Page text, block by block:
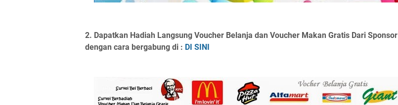
2. Dapatkan Hadiah Langsung Voucher Belanja dan Voucher Makan Gratis Dari Sponsor
dengan cara bergabung di : DI SINI